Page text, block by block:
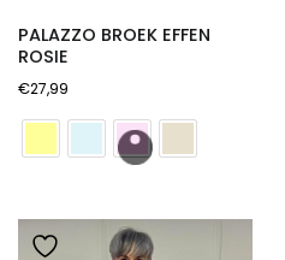
PALAZZO BROEK EFFEN
ROSIE
€27,99